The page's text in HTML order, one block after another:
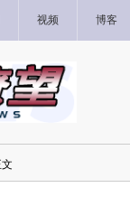
视频 博客